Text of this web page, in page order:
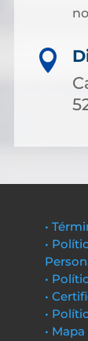

•
•
•
•
•
•